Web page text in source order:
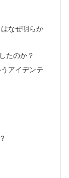
なぜ明らか
たのか？
アイデンテ